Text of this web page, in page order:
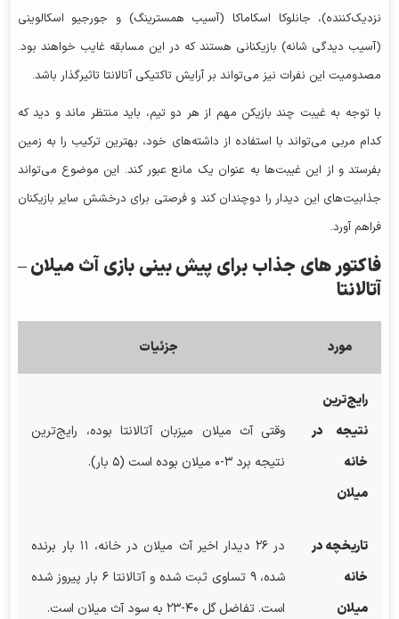
نزدیک‌کننده)، جانلوکا اسکاماکا (آسیب همسترینگ) و جورجیو اسکالوینی
(آسیب دیدگی شانه) بازیکنانی هستند که در این مسابقه غایب خواهند بود.
مصدومیت این نفرات نیز می‌تواند بر آرایش تاکتیکی آتالانتا تاثیرگذار باشد.
با توجه به غیبت چند بازیکن مهم از هر دو تیم، باید منتظر ماند و دید که
کدام مربی می‌تواند با استفاده از داشته‌های خود، بهترین ترکیب را به زمین
بفرستد و از این غیبت‌ها به عنوان یک مانع عبور کند. این موضوع می‌تواند
جذابیت‌های این دیدار را دوچندان کند و فرصتی برای درخشش سایر بازیکنان
فراهم آورد.
فاکتور های جذاب برای پیش بینی بازی آث میلان –
آتالانتا
مورد جزئیات
رایج‌ترین
نتیجه در
خانه
میلان
وقتی آث میلان میزبان آتالانتا بوده، رایج‌ترین
نتیجه برد ۳-۰ میلان بوده است (۵ بار).
تاریخچه در
خانه
میلان
در ۲۶ دیدار اخیر آث میلان در خانه، ۱۱ بار برنده
شده، ۹ تساوی ثبت شده و آتالانتا ۶ بار پیروز شده
است. تفاضل گل ۴۰-۲۳ به سود آث میلان است.